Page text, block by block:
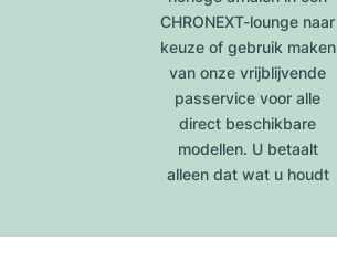
CHRONEXT-lounge naar
keuze of gebruik maken
van onze vrijblijvende
passervice voor alle
direct beschikbare
modellen. U betaalt
alleen dat wat u houdt